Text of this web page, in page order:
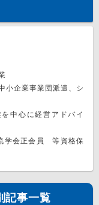
小企業事業団派遣、シ
中心に経営アドバイ
学会正会員 等資格保
記事一覧